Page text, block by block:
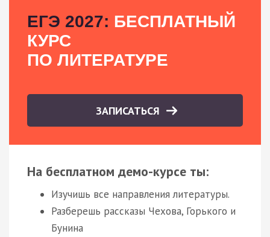
ЕГЭ 2027: БЕСПЛАТНЫЙ
КУРС
ПО ЛИТЕРАТУРЕ
ЗАПИСАТЬСЯ
На бесплатном демо-курсе ты:
Изучишь все направления литературы.
Разберешь рассказы Чехова, Горького и
Бунина